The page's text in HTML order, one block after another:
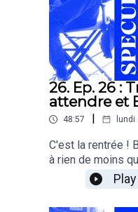
26. Ep. 26 :
attendre et
48:57
C'est la rentrée !
à rien de moins
Shyamalan,
Trueba et le
Jacques Audiard.
Play